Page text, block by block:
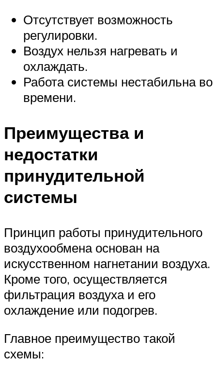
Отсутствует возможность
регулировки.
Воздух нельзя нагревать и
охлаждать.
Работа системы нестабильна во
времени.
Преимущества и
недостатки
принудительной
системы
Принцип работы принудительного
воздухообмена основан на
искусственном нагнетании воздуха.
Кроме того, осуществляется
фильтрация воздуха и его
охлаждение или подогрев.
Главное преимущество такой
схемы: